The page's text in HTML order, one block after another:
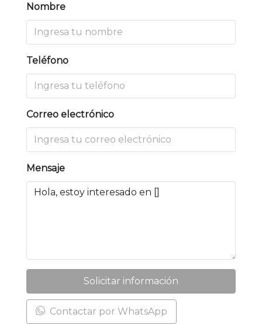
Nombre
Teléfono
Correo electrónico
Mensaje
Solicitar información
Contactar por WhatsApp